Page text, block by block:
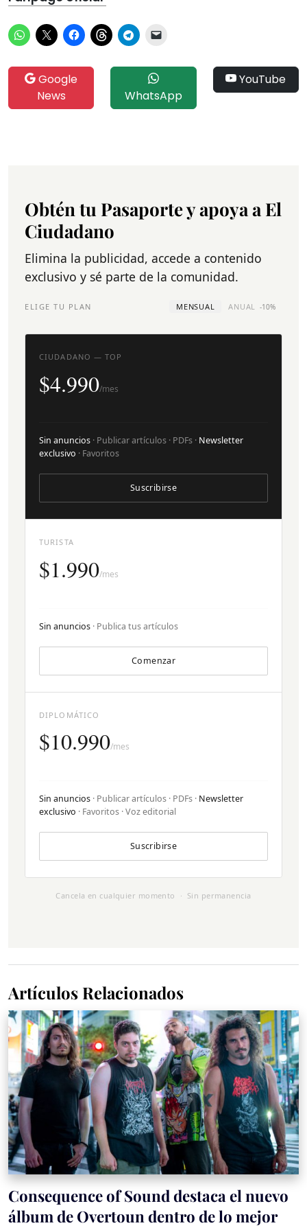
Google
News
WhatsApp
YouTube
Obtén tu Pasaporte y apoya a El
Ciudadano
Elimina la publicidad, accede a contenido
exclusivo y sé parte de la comunidad.
ELIGE TU PLAN MENSUAL ANUAL -10%
TURISTA
$1.990/mes
Sin anuncios · Publica tus artículos
Comenzar
CIUDADANO — TOP
$4.990/mes
Sin anuncios · Publicar artículos · PDFs · Newsletter
exclusivo · Favoritos
Suscribirse
DIPLOMÁTICO
$10.990/mes
Sin anuncios · Publicar artículos · PDFs · Newsletter
exclusivo · Favoritos · Voz editorial
Suscribirse
Cancela en cualquier momento · Sin permanencia
Artículos Relacionados
Consequence of Sound destaca el nuevo
álbum de Overtoun dentro de lo mejor